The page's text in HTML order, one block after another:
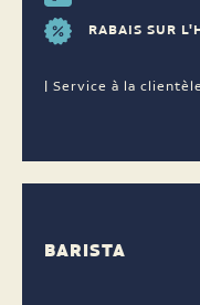
RABAIS SUR
| Service à la
BARISTA